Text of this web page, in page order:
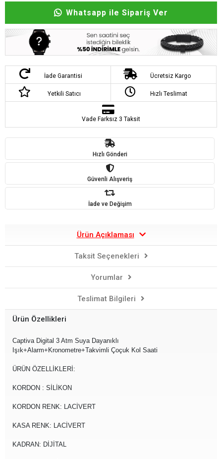
Whatsapp ile Sipariş Ver
İade Garantisi Ücretsiz Kargo
Yetkili Satıcı Hızlı Teslimat
Vade Farksız 3 Taksit
Hızlı Gönderi
Güvenli Alışveriş
İade ve Değişim
Ürün Açıklaması
Taksit Seçenekleri
Yorumlar
Teslimat Bilgileri
Ürün Özellikleri
Captiva Digital 3 Atm Suya Dayanıklı
Işık+Alarm+Kronometre+Takvimli Çoçuk Kol Saati
ÜRÜN ÖZELLİKLERİ:
KORDON : SİLİKON
KORDON RENK: LACİVERT
KASA RENK: LACİVERT
KADRAN: DİJİTAL